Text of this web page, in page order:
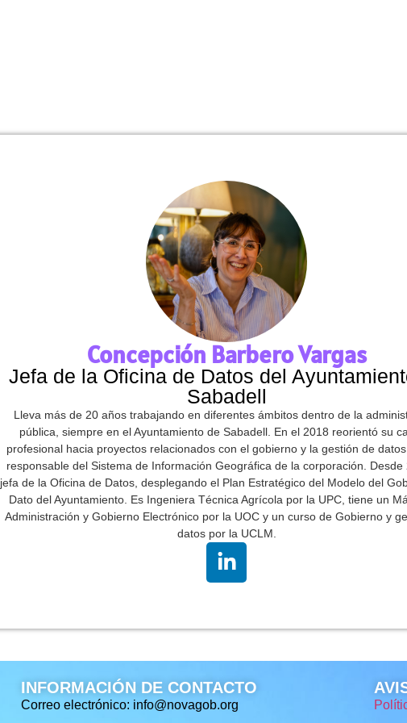
Concepción Barbero Vargas
Jefa de la Oficina de Datos del
Sabadell
Lleva más de 20 años trabajando en diferentes ámbitos dentro de la
pública, siempre en el Ayuntamiento de Sabadell. En el 2018 reorientó su
profesional hacia proyectos relacionados con el gobierno y la gestión de
responsable del Sistema de Información Geográfica de la corporación. Desde
jefa de la Oficina de Datos, desplegando el Plan Estratégico del Modelo del
Dato del Ayuntamiento. Es Ingeniera Técnica Agrícola por la UPC, tiene un
Administración y Gobierno Electrónico por la UOC y un curso de Gobierno y
datos por la UCLM.
INFORMACIÓN DE CONTACTO
Correo electrónico: info@novagob.org